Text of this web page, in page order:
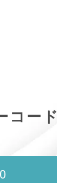
工事
コード